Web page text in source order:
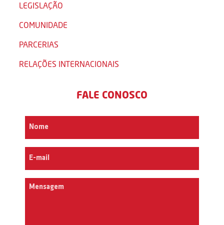
LEGISLAÇÃO
COMUNIDADE
PARCERIAS
RELAÇÕES INTERNACIONAIS
FALE CONOSCO